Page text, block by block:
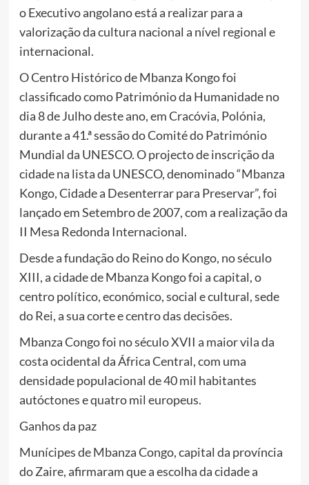
o Executivo angolano está a realizar para a
valorização da cultura nacional a nível regional e
internacional.
O Centro Histórico de Mbanza Kongo foi
classificado como Património da Humanidade no
dia 8 de Julho deste ano, em Cracóvia, Polónia,
durante a 41.ª sessão do Comité do Património
Mundial da UNESCO. O projecto de inscrição da
cidade na lista da UNESCO, denominado “Mbanza
Kongo, Cidade a Desenterrar para Preservar”, foi
lançado em Setembro de 2007, com a realização da
II Mesa Redonda Internacional.
Desde a fundação do Reino do Kongo, no século
XIII, a cidade de Mbanza Kongo foi a capital, o
centro político, económico, social e cultural, sede
do Rei, a sua corte e centro das decisões.
Mbanza Congo foi no século XVII a maior vila da
costa ocidental da África Central, com uma
densidade populacional de 40 mil habitantes
autóctones e quatro mil europeus.
Ganhos da paz
Munícipes de Mbanza Congo, capital da província
do Zaire, afirmaram que a escolha da cidade a